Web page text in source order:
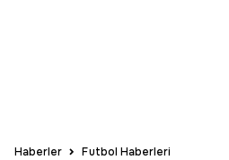
Haberler Futbol Haberleri